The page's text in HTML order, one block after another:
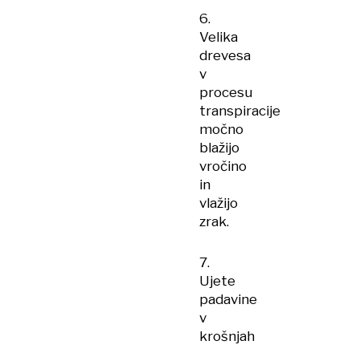
6.
Velika
drevesa
v
procesu
transpiracije
močno
blažijo
vročino
in
vlažijo
zrak.
7.
Ujete
padavine
v
krošnjah